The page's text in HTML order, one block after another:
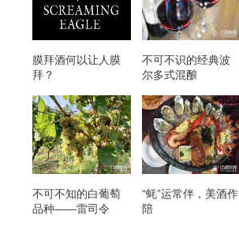
膜拜酒何以让人膜
拜？
不可不识的经典波
尔多式混酿
不可不知的白葡萄
品种——雷司令
“蚝”运常伴，美酒作
陪